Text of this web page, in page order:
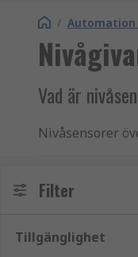
/
Vad är
Nivåsensorer
Valet av
Filter
Tillgänglighet